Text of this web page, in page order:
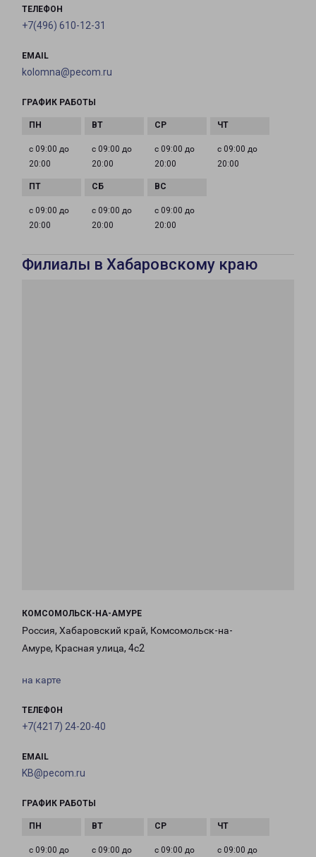
ТЕЛЕФОН
+7(496) 610-12-31
EMAIL
kolomna@pecom.ru
ГРАФИК РАБОТЫ
с 09:00 до
20:00
с 09:00 до
20:00
с 09:00 до
20:00
с 09:00 до
20:00
с 09:00 до
20:00
с 09:00 до
20:00
с 09:00 до
20:00
Филиалы в Хабаровскому краю
КОМСОМОЛЬСК-НА-АМУРЕ
Россия, Хабаровский край, Комсомольск-на-
Амуре, Красная улица, 4с2
на карте
ТЕЛЕФОН
+7(4217) 24-20-40
EMAIL
KB@pecom.ru
ГРАФИК РАБОТЫ
с 09:00 до
с 09:00 до
с 09:00 до
с 09:00 до